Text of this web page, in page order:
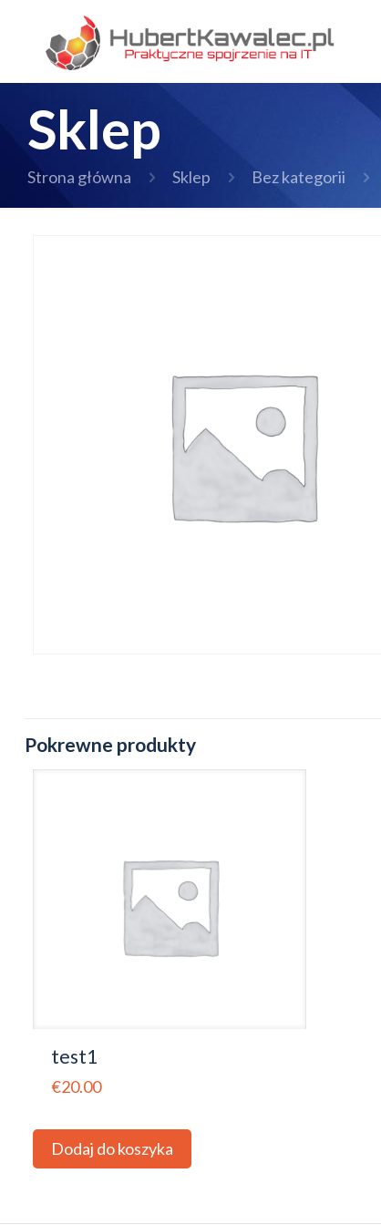
Sklep
Strona główna Sklep Bez kategorii
Pokrewne produkty
test1
€20.00
Dodaj do koszyka